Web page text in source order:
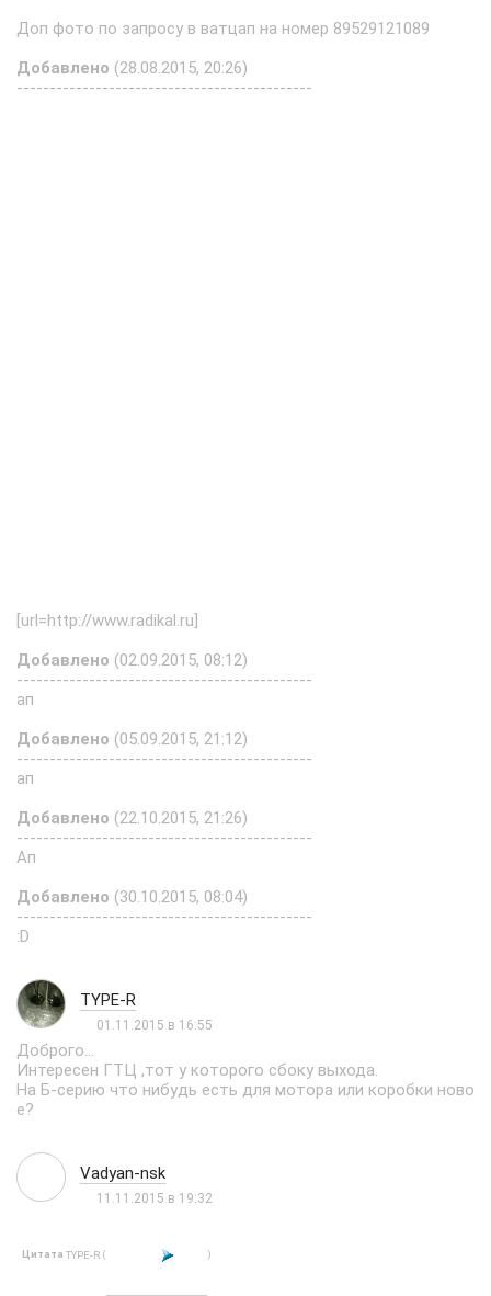
Доп фото по запросу в ватцап на номер 89529121089
Добавлено (28.08.2015, 20:26)
---------------------------------------------
[url=http://www.radikal.ru]
Добавлено (02.09.2015, 08:12)
---------------------------------------------
ап
Добавлено (05.09.2015, 21:12)
---------------------------------------------
ап
Добавлено (22.10.2015, 21:26)
---------------------------------------------
Ап
Добавлено (30.10.2015, 08:04)
---------------------------------------------
:D
TYPE-R
01.11.2015 в 16:55
Доброго...
Интересен ГТЦ ,тот у которого сбоку выхода.
На Б-серию что нибудь есть для мотора или коробки ново
е?
Vadyan-nsk
11.11.2015 в 19:32
Цитата TYPE-R ( )